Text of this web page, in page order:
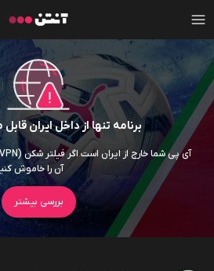
برنامه تنها از داخل ایران
آن را خاموش
بررسی بیشتر